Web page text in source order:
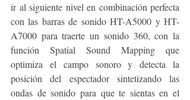
ir al siguiente nivel en combinación perfecta
con las barras de sonido HT-A5000 y HT-
A7000 para traerte un sonido 360, con la
función Spatial Sound Mapping que
optimiza el campo sonoro y detecta la
posición del espectador sintetizando las
ondas de sonido para que te sientas en el